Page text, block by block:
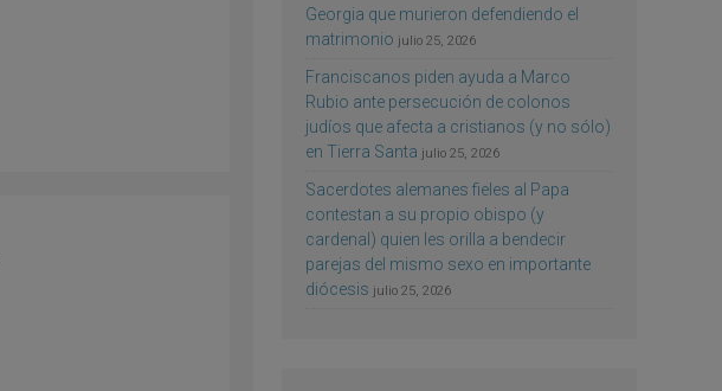
Georgia que murieron defendiendo el
matrimonio julio 25, 2026
Franciscanos piden ayuda a Marco
Rubio ante persecución de colonos
judíos que afecta a cristianos (y no sólo)
en Tierra Santa julio 25, 2026
Sacerdotes alemanes fieles al Papa
contestan a su propio obispo (y
cardenal) quien les orilla a bendecir
parejas del mismo sexo en importante
diócesis julio 25, 2026